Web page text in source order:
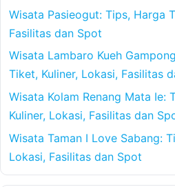
Wisata Pasieogut: Tips, Harga
Fasilitas dan Spot
Wisata Lambaro Kueh
Tiket, Kuliner, Lokasi, Fasilitas
Wisata Kolam Renang Mata Ie:
Kuliner, Lokasi, Fasilitas dan
Wisata Taman I Love Sabang:
Lokasi, Fasilitas dan Spot